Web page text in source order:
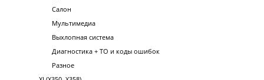
Салон
Мультимедиа
Выхлопная система
Диагностика + ТО и коды ошибок
Разное